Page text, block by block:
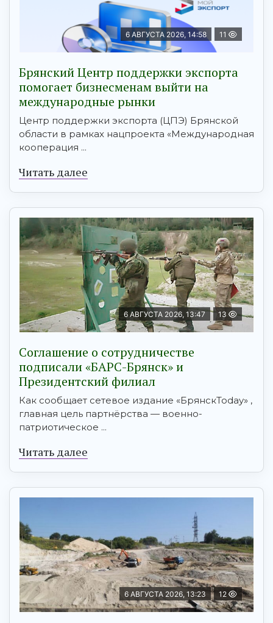
6 АВГУСТА 2026, 14:58 11
Брянский Центр поддержки экспорта
помогает бизнесменам выйти на
международные рынки
Центр поддержки экспорта (ЦПЭ) Брянской
области в рамках нацпроекта «Международная
кооперация ...
Читать далее
6 АВГУСТА 2026, 13:47 13
Соглашение о сотрудничестве
подписали «БАРС-Брянск» и
Президентский филиал
Как сообщает сетевое издание «БрянскToday» ,
главная цель партнёрства — военно-
патриотическое ...
Читать далее
6 АВГУСТА 2026, 13:23 12